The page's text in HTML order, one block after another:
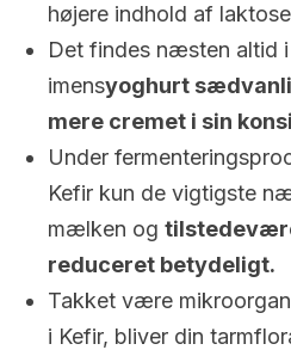
højere indhold af
Det findes næsten altid
imensyoghurt
mere cremet i sin
Under
Kefir kun de vigtigste
mælken og
reduceret betydeligt.
Takket være
i Kefir, bliver din